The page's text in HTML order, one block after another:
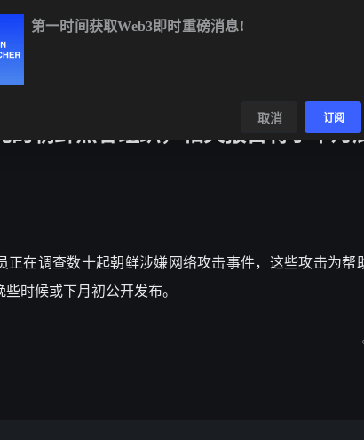
朝鲜黑客组织，相关报告将于本月
正在调查数十起朝鲜涉嫌网络攻击事件，这些攻击为帮
时候或下月初公开发布。
第一时间获取Web3即时重磅消息!
取消 订阅